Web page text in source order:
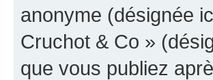
anonyme (désignée
Cruchot & Co »
que vous publiez